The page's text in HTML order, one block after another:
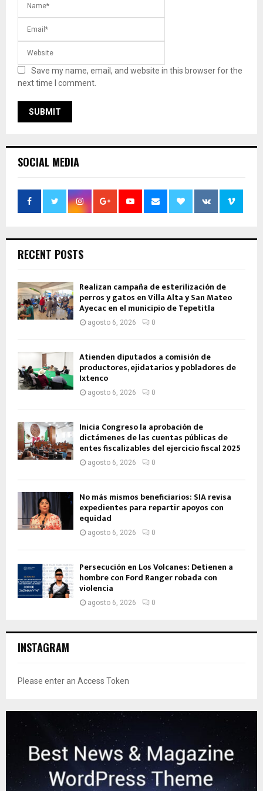
Save my name, email, and website in this browser for the
next time I comment.
SOCIAL MEDIA
RECENT POSTS
Realizan campaña de esterilización de
perros y gatos en Villa Alta y San Mateo
Ayecac en el municipio de Tepetitla
agosto 6, 2026 0
Atienden diputados a comisión de
productores, ejidatarios y pobladores de
Ixtenco
agosto 6, 2026 0
Inicia Congreso la aprobación de
dictámenes de las cuentas públicas de
entes fiscalizables del ejercicio fiscal 2025
agosto 6, 2026 0
No más mismos beneficiarios: SIA revisa
expedientes para repartir apoyos con
equidad
agosto 6, 2026 0
Persecución en Los Volcanes: Detienen a
hombre con Ford Ranger robada con
violencia
agosto 6, 2026 0
INSTAGRAM
Please enter an Access Token